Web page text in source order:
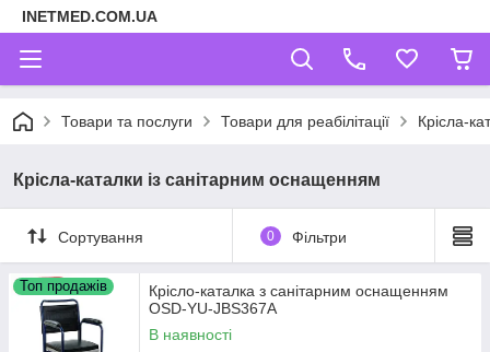
INETMED.COM.UA
Товари та послуги Товари для реабілітації Крісла-
Крісла-каталки із санітарним оснащенням
Сортування 0 Фільтри
Топ продажів
Крісло-каталка з санітарним оснащенням
OSD-YU-JBS367A
В наявності